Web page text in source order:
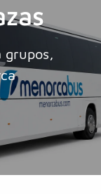
grupos,